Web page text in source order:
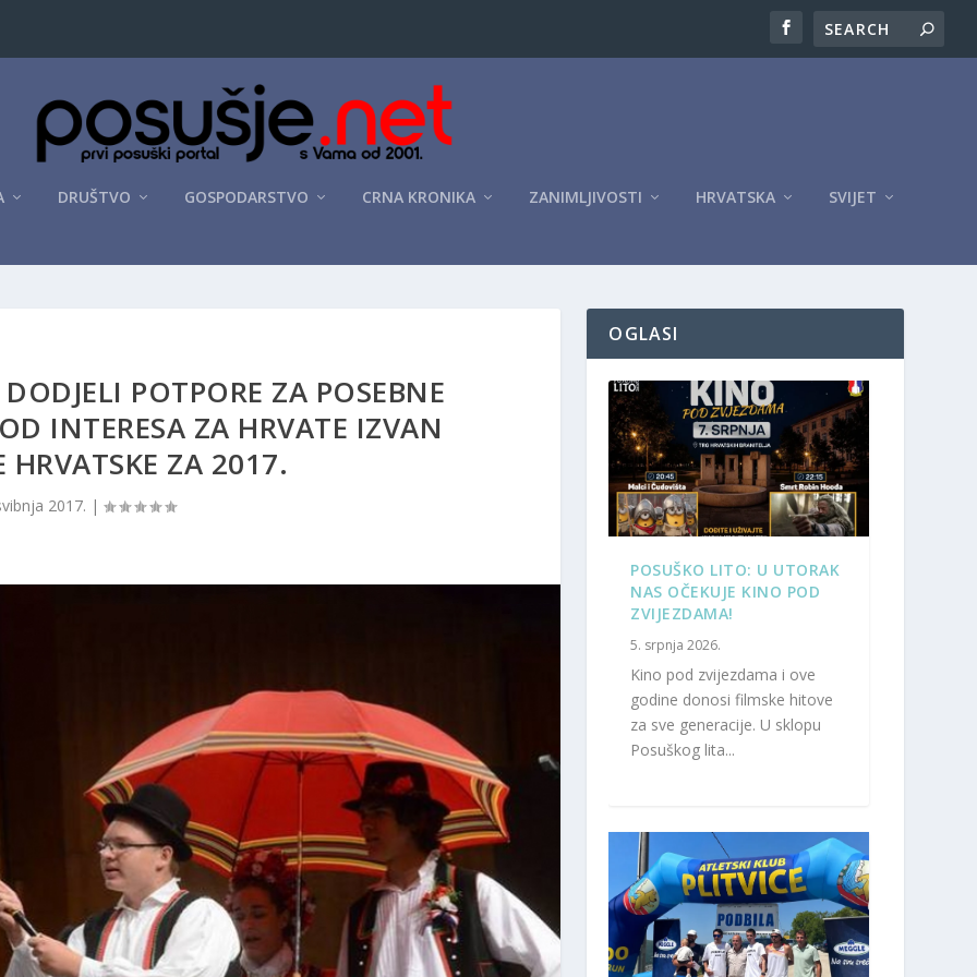
DRUŠTVO GOSPODARSTVO CRNA KRONIKA ZANIMLJIVOSTI HRVATSKA SVIJET
POTPORE ZA POSEBNE
INTERESA ZA HRVATE IZVAN
HRVATSKE ZA 2017.
2017. |
OGLASI
POSUŠKO LITO: U UTORAK
NAS OČEKUJE KINO POD
ZVIJEZDAMA!
5. srpnja 2026.
Kino pod zvijezdama i ove
godine donosi filmske hitove
za sve generacije. U sklopu
Posuškog lita...